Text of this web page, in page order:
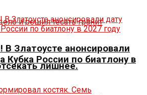
лишнее.
В Златоусте анонсировали
Кубка России по биатлону в